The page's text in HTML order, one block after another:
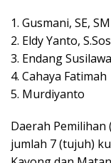
1. Gusmani, SE, SM
2. Eldy Yanto,
3. Endang
4. Cahaya Fatimah
5. Murdiyanto
Daerah Pemilihan
jumlah 7 (tujuh)